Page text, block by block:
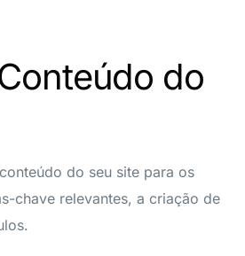
do
do seu site para os
chave relevantes, a criação de